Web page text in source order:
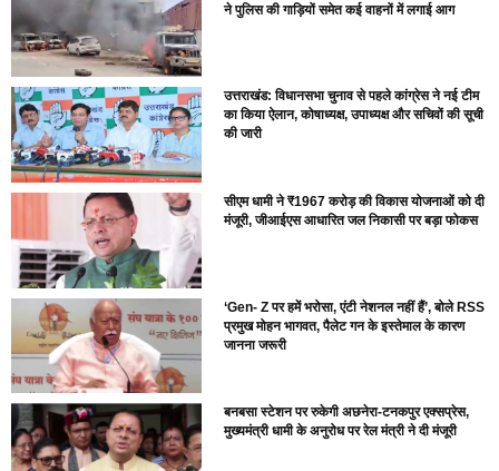
ने पुलिस की गाड़ियों समेत कई वाहनों में लगाई आग
उत्तराखंड: विधानसभा चुनाव से पहले कांग्रेस ने नई टीम
का किया ऐलान, कोषाध्यक्ष, उपाध्यक्ष और सचिवों की सूची
की जारी
सीएम धामी ने ₹1967 करोड़ की विकास योजनाओं को दी
मंजूरी, जीआईएस आधारित जल निकासी पर बड़ा फोकस
‘Gen- Z पर हमें भरोसा, एंटी नेशनल नहीं हैं’, बोले RSS
प्रमुख मोहन भागवत, पैलेट गन के इस्तेमाल के कारण
जानना जरूरी
बनबसा स्टेशन पर रुकेगी अछनेरा-टनकपुर एक्सप्रेस,
मुख्यमंत्री धामी के अनुरोध पर रेल मंत्री ने दी मंजूरी